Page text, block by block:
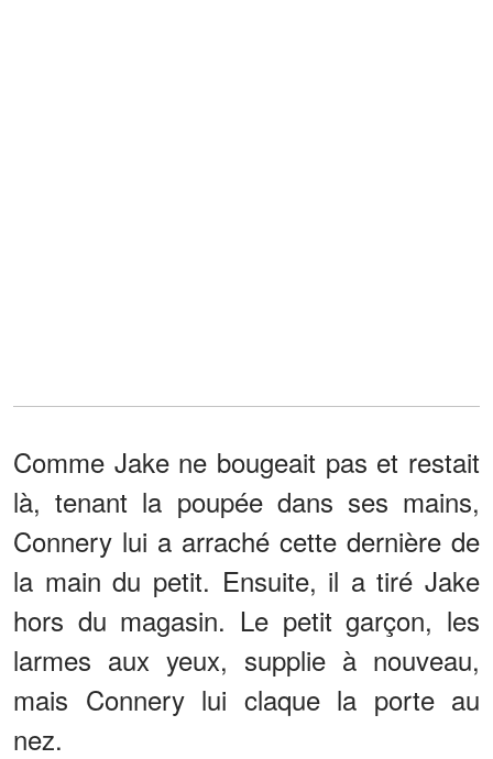
Comme Jake ne bougeait pas et restait
là, tenant la poupée dans ses mains,
Connery lui a arraché cette dernière de
la main du petit. Ensuite, il a tiré Jake
hors du magasin. Le petit garçon, les
larmes aux yeux, supplie à nouveau,
mais Connery lui claque la porte au
nez.